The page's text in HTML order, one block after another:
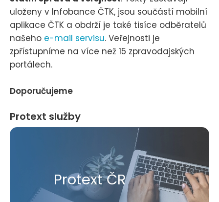
uloženy v Infobance ČTK, jsou součástí mobilní
aplikace ČTK a obdrží je také tisíce odběratelů
našeho e-mail servisu. Veřejnosti je
zpřístupníme na více než 15 zpravodajských
portálech.
Doporučujeme
Protext služby
Protext ČR